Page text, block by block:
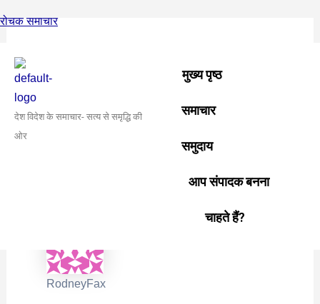
to
रोचक समाचार
देश विदेश के समाचार- सत्य से समृद्धि की
ओर
मुख्य पृष्ठ
समाचार
समुदाय
आप संपादक बनना
चाहते हैं?
मुख्य पृष्ठ
клинике Трезвый Шаг
Viewing 0 reply threads
#26920
RodneyFax
navigation